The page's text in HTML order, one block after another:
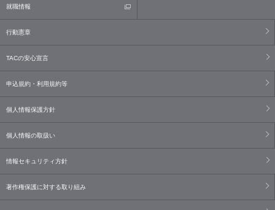
就職情報
行動憲章
TACの安心宣言
申込規約・利用規約等
個人情報保護方針
個人情報の取扱い
情報セキュリティ方針
著作権保護に対する取り組み